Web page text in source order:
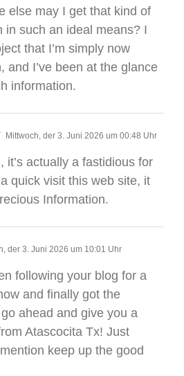
else may I get that kind of
in such an ideal means? I
that I’m simply now
and I’ve been at the glance
information.
Mittwoch, der 3. Juni 2026 um 00:48 Uhr
it’s actually a fastidious for
quick visit this web site, it
Information.
der 3. Juni 2026 um 10:01 Uhr
following your blog for a
and finally got the
ahead and give you a
Atascocita Tx! Just
keep up the good